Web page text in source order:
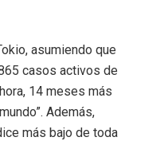
asumiendo que
casos activos de
14 meses más
Además,
más bajo de toda